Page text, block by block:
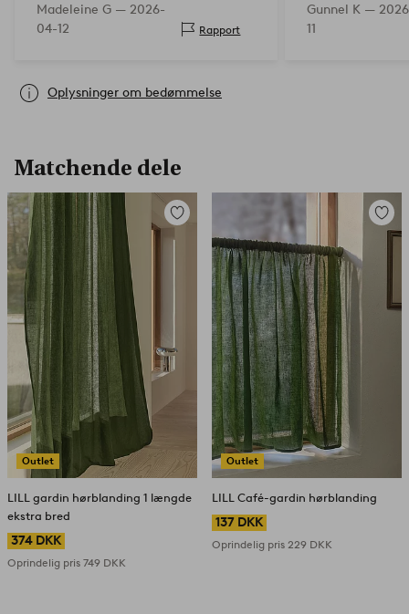
Madeleine G — 2026-
04-12
Rapport
Gunnel K —
11
Oplysninger om bedømmelse
Matchende dele
Outlet
Tilføj
favoritter
LILL gardin hørblanding 1 længde
ekstra bred
374 DKK
Oprindelig pris 749 DKK
Outlet
Tilføj
LILL Café-gardin hørblanding
137 DKK
Oprindelig pris 229 DKK